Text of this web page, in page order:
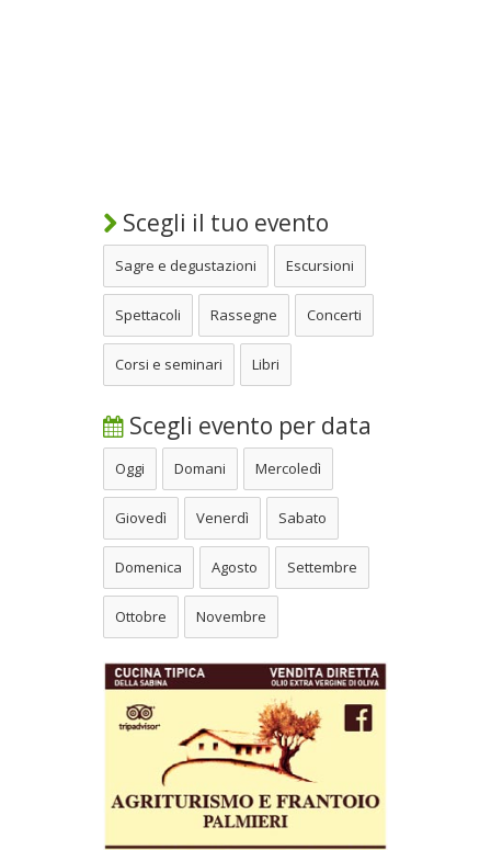
Scegli il tuo evento
Sagre e degustazioni Escursioni
Spettacoli Rassegne Concerti
Corsi e seminari Libri
Scegli evento per data
Oggi Domani Mercoledì
Giovedì Venerdì Sabato
Domenica Agosto Settembre
Ottobre Novembre